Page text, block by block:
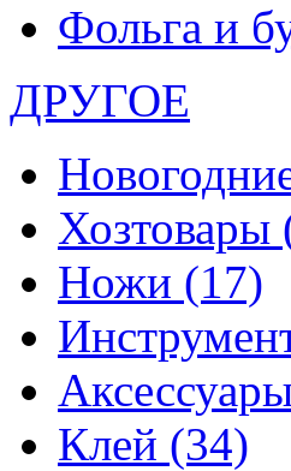
Фольга и
ДРУГОЕ
Хозтовары
Ножи (17)
Клей (34)